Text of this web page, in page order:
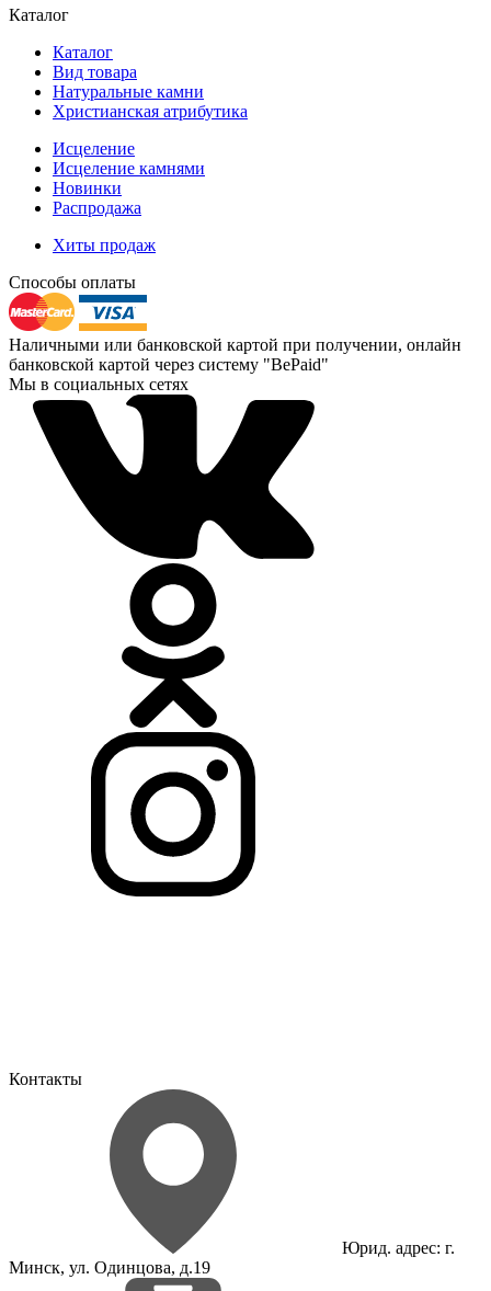
Каталог
Каталог
Вид товара
Натуральные камни
Христианская атрибутика
Исцеление
Исцеление камнями
Новинки
Распродажа
Хиты продаж
Способы оплаты
Наличными или банковской картой при получении, онлайн
банковской картой через систему "BePaid"
Мы в социальных сетях
Контакты
Юрид. адрес: г.
Минск, ул. Одинцова, д.19